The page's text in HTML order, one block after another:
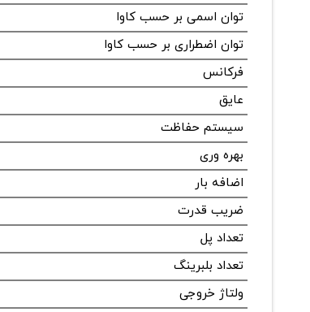
توان اسمی بر حسب کاوا
توان اضطراری بر حسب کاوا
فرکانس
عایق
سیستم حفاظت
بهره وری
اضافه بار
ضریب قدرت
تعداد پل
تعداد بلبرینگ
ولتاژ خروجی